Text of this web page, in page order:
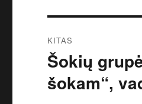
KITAS
Kitas
įrašas:
Šokių
šokam“,